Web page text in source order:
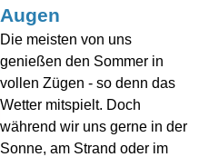
Augen
Die meisten von uns
genießen den Sommer in
vollen Zügen - so denn das
Wetter mitspielt. Doch
während wir uns gerne in der
Sonne, am Strand oder im